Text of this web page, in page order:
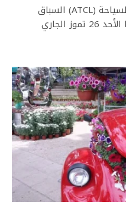
يُنظّم النادي اللبناني للسيارات والسياحة (ATCL) السباق
الثاني لتسلّق الهضبة في فالوغا الأحد 26 تموز الجاري